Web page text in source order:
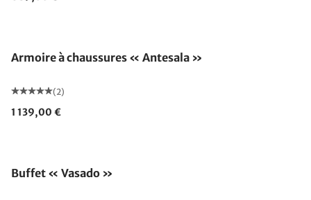
Armoire à chaussures « Antesala »
(2)
1 139,00 €
Buffet « Vasado »